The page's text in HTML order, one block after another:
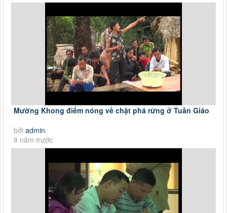
Mường Khong điểm nóng về chặt phá rừng ở Tuần Giáo
bởi admin
8 năm trước